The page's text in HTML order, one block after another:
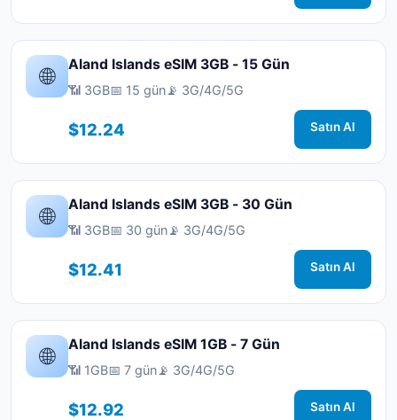
🌐 Aland Islands eSIM 3GB - 15 Gün
📶 3GB📅 15 gün📡 3G/4G/5G
$12.24 Satın Al
🌐 Aland Islands eSIM 3GB - 30 Gün
📶 3GB📅 30 gün📡 3G/4G/5G
$12.41 Satın Al
🌐 Aland Islands eSIM 1GB - 7 Gün
📶 1GB📅 7 gün📡 3G/4G/5G
$12.92 Satın Al